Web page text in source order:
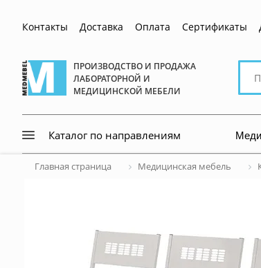
Контакты Доставка Оплата Сертификаты
ПРОИЗВОДСТВО И ПРОДАЖА
ЛАБОРАТОРНОЙ И
МЕДИЦИНСКОЙ МЕБЕЛИ
Каталог по направлениям
Главная страница Медицинская мебель